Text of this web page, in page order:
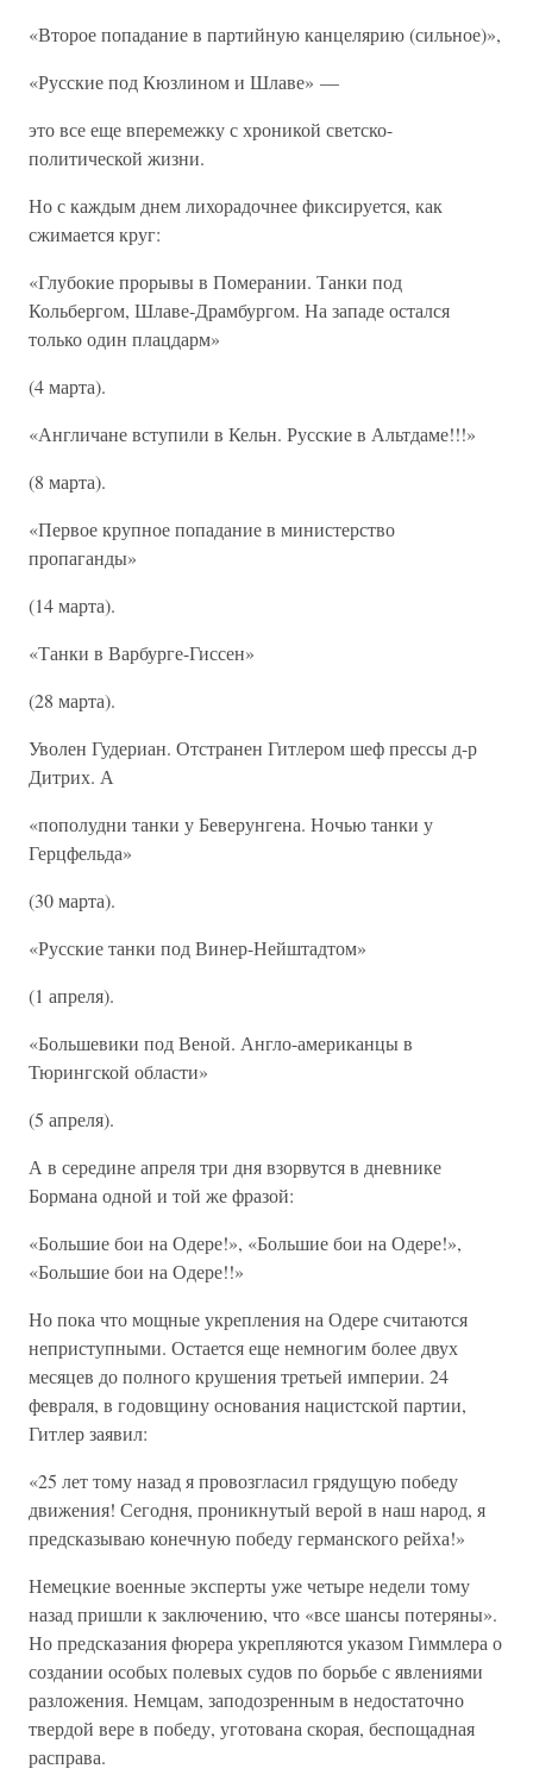
«Второе попадание в партийную канцелярию (сильное)»,
«Русские под Кюзлином и Шлаве» —
это все еще вперемежку с хроникой светско-
политической жизни.
Но с каждым днем лихорадочнее фиксируется, как
сжимается круг:
«Глубокие прорывы в Померании. Танки под
Кольбергом, Шлаве-Драмбургом. На западе остался
только один плацдарм»
(4 марта).
«Англичане вступили в Кельн. Русские в Альтдаме!!!»
(8 марта).
«Первое крупное попадание в министерство
пропаганды»
(14 марта).
«Танки в Варбурге-Гиссен»
(28 марта).
Уволен Гудериан. Отстранен Гитлером шеф прессы д-р
Дитрих. А
«пополудни танки у Беверунгена. Ночью танки у
Герцфельда»
(30 марта).
«Русские танки под Винер-Нейштадтом»
(1 апреля).
«Большевики под Веной. Англо-американцы в
Тюрингской области»
(5 апреля).
А в середине апреля три дня взорвутся в дневнике
Бормана одной и той же фразой:
«Большие бои на Одере!», «Большие бои на Одере!»,
«Большие бои на Одере!!»
Но пока что мощные укрепления на Одере считаются
неприступными. Остается еще немногим более двух
месяцев до полного крушения третьей империи. 24
февраля, в годовщину основания нацистской партии,
Гитлер заявил:
«25 лет тому назад я провозгласил грядущую победу
движения! Сегодня, проникнутый верой в наш народ, я
предсказываю конечную победу германского рейха!»
Немецкие военные эксперты уже четыре недели тому
назад пришли к заключению, что «все шансы потеряны».
Но предсказания фюрера укрепляются указом Гиммлера о
создании особых полевых судов по борьбе с явлениями
разложения. Немцам, заподозренным в недостаточно
твердой вере в победу, уготована скорая, беспощадная
расправа.